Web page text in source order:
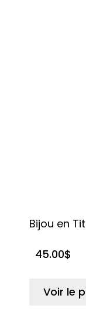
Bijou en
45.00$
Voir le